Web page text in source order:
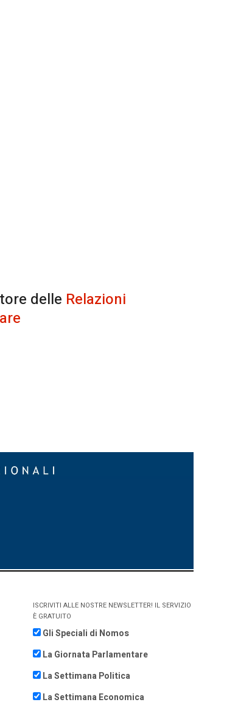
delle Relazioni
ISCRIVITI ALLE NOSTRE NEWSLETTER! IL SERVIZIO
È GRATUITO
Gli Speciali di Nomos
La Giornata Parlamentare
La Settimana Politica
La Settimana Economica